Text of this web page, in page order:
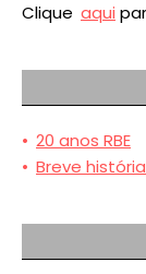
Clique aqui
• 20 anos RBE
• Breve